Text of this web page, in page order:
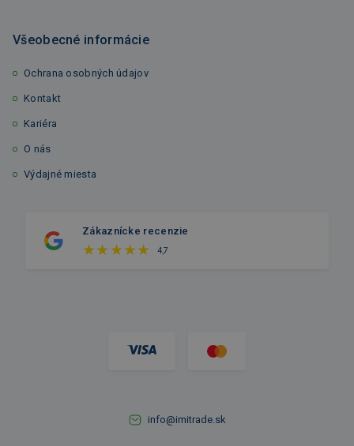
Všeobecné informácie
Ochrana osobných údajov
Kontakt
Kariéra
O nás
Výdajné miesta
Zákaznícke recenzie
4,7
info@imitrade.sk